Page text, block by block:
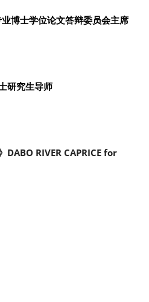
博士学位论文答辩委员会主席
研究生导师
DABO RIVER CAPRICE for